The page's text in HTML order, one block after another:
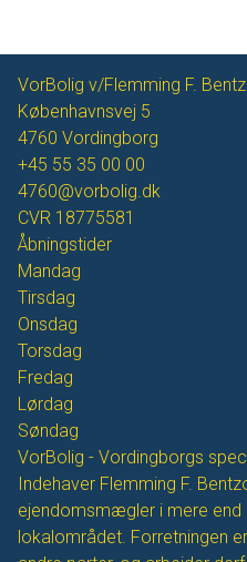
VorBolig v/Flemming F.
Københavnsvej 5
4760 Vordingborg
+45 55 35 00 00
4760@vorbolig.dk
CVR 18775581
Åbningstider
Mandag
Tirsdag
Onsdag
Torsdag
Fredag
Lørdag
Søndag
VorBolig - Vordingborgs
Indehaver Flemming F.
ejendomsmægler i mere end
lokalområdet. Forretningen